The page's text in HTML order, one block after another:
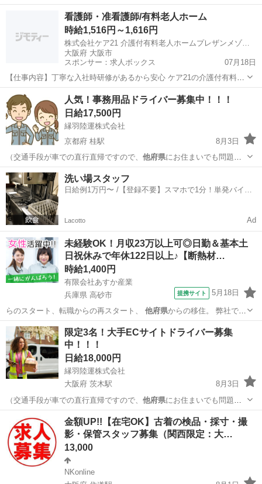
りません） …
京都市 桂駅 配送 積み込み
看護師・准看護師/有料老人ホーム
時給1,516円～1,616円
株式会社ケア21 介護付有料老人ホームプレザンメゾン新大阪
大阪府 大阪市
スポンサー：求人ボックス
07月18日
【仕事内容】丁寧な入社時研修があるから安心 ケア21の介護付有料老
人ホームで、看護師として働きませんか? 長く働けるのが魅力の職場
<施設名> 株式会社ケア21 介護付有料老人ホームプレザンメゾン新大
阪 <募集職種>看護師・准看護...
アルバイト・パート
人気！事務用品ドライバー募集中！！！
日給17,500円
縁羽陸運株式会社
京都府 桂駅
8月3日
（交通手段が車での直行直帰ですので、 他府県にお住まいでも問題あ
りません） …
京都 京都市 桂駅 配送
洗い場スタッフ
日給例1万円〜 /【登録不要】スマホで1分！単発バイト
Lacotto Ad
未経験OK！月収23万以上可◎日勤＆基本土
日祝休みで年休122日以上♪【断熱材…
時給1,400円
有限会社あすか産業
兵庫県 高砂市
提携サイト 5月18日
らのスタート、転職からの再スタート、 他府県からの移住。 弊社で新
たなキャリアを築…
兵庫 高砂市 工場
限定3名！大手ECサイトドライバー募集
中！！！
日給18,000円
縁羽陸運株式会社
大阪府 茨木駅
8月3日
（交通手段が車での直行直帰ですので、 他府県にお住まいでも問題あ
りません） …
茨木駅 配送 積み込み
金額UP!!【在宅OK】古着の検品・採寸・撮
影・保管スタッフ募集（関西限定：大…
13,000
NKonline